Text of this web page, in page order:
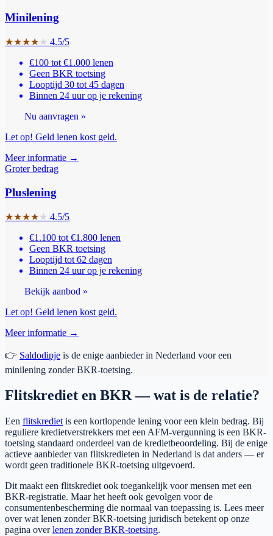
Minilening
★★★★★ 4.5/5
€100 tot €1.000 lenen
Geen BKR toetsing
Looptijd 30 tot 45 dagen
Binnen 24 uur op je rekening
Nu aanvragen »
Let op! Geld lenen kost geld.
Meer informatie →
Groter bedrag
Pluslening
★★★★★ 4.5/5
€1.100 tot €1.800 lenen
Geen BKR toetsing
Looptijd tot 62 dagen
Binnen 24 uur op je rekening
Bekijk aanbod »
Let op! Geld lenen kost geld.
Meer informatie →
👉 Saldodipje is de enige aanbieder in Nederland voor een
minilening zonder BKR-toetsing.
Flitskrediet en BKR — wat is de relatie?
Een flitskrediet is een kortlopende lening voor een klein bedrag. Bij
reguliere kredietverstrekkers met een AFM-vergunning is een BKR-
toetsing standaard onderdeel van de kredietbeoordeling. Bij de enige
actieve aanbieder van flitskredieten in Nederland is dat anders — er
wordt geen traditionele BKR-toetsing uitgevoerd.
Dit maakt een flitskrediet ook toegankelijk voor mensen met een
BKR-registratie. Maar het heeft ook gevolgen voor de
consumentenbescherming die normaal van toepassing is. Lees meer
over wat lenen zonder BKR-toetsing juridisch betekent op onze
pagina overlenen zonder BKR-toetsing.